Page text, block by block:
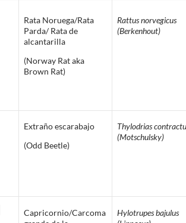
Rata Noruega/Rata
Parda/ Rata de
alcantarilla
(Norway Rat aka
Brown Rat)
Rattus norvegicus
(Berkenhout)
Extraño escarabajo
(Odd Beetle)
Thylodrias
(Motschulsky)
Capricornio/Carcoma
Hylotrupes bajulus